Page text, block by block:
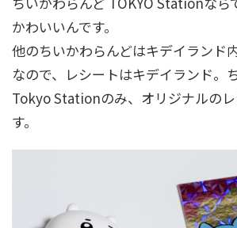
かわいいんです。
他のちいかわらんどはキデイランド
なので、レシートはキデイランド。
Tokyo Stationのみ、オリジナルの
す。